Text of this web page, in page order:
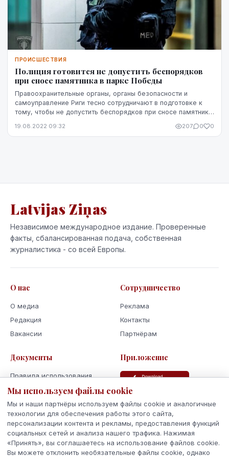
ПРОИСШЕСТВИЯ
Полиция готовится не допустить беспорядков
при сносе памятника в парке Победы
Правоохранительные органы, органы безопасности и
самоуправление Риги тесно сотрудничают в подготовке к
тому, чтобы не допустить беспорядков при сносе памятника
19.08.2022 09:32 207 0 0
Latvijas Ziņas
Независимое международное издание. Проверенные
факты, сбалансированная подача, собственная
журналистика - со всей Европы.
О нас
О медиа
Редакция
Вакансии
Сотрудничество
Реклама
Контакты
Партнёрам
Документы
Правила использования
Политика
Использование cookie
Кодекс поведения и этики
Приложение
Мы используем файлы cookie
Мы и наши партнёры используем файлы cookie и аналогичные
технологии для обеспечения работы этого сайта,
персонализации контента и рекламы, предоставления функций
социальных сетей и анализа нашего трафика. Нажимая
«Принять», вы соглашаетесь на использование файлов cookie.
Вы можете отклонить необязательные файлы cookie, однако